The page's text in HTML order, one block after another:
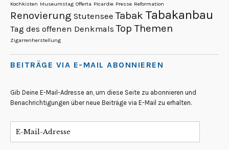
Kochkisten Museumstag Offerta Picardie Presse Reformation
Renovierung Stutensee Tabak Tabakanbau
Tag des offenen Denkmals Top Themen
Zigarrenherstellung
BEITRÄGE VIA E-MAIL ABONNIEREN
Gib Deine E-Mail-Adresse an, um diese Seite zu abonnieren und
Benachrichtigungen über neue Beiträge via E-Mail zu erhalten.